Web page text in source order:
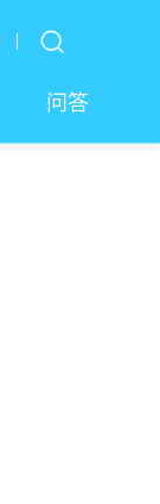
问答